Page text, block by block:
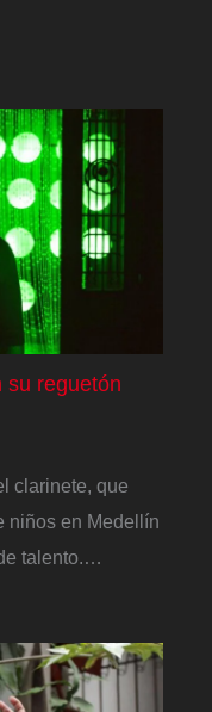
su reguetón
clarinete, que
niños en Medellín
talento.…